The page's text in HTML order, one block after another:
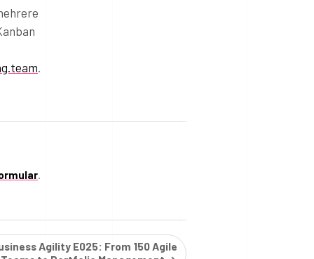
.
.
Agility E025: From 150 Agile